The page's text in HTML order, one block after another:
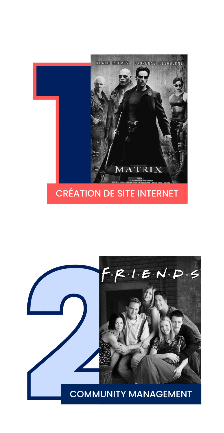
Comme Neo, plongez dans la matrice du
web avec un site qui défie les codes. Offrez
à votre entreprise un site qui lui ressemble.
Faites de vos abonnés des amis fidèles!
Engagez votre communauté, ou encore
recrutez sur Facebook, Instagram, LinkedIn &